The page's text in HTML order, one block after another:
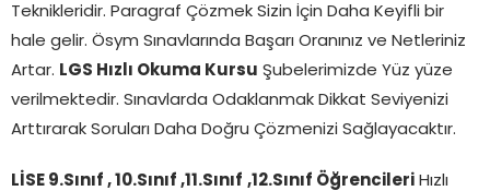
Teknikleridir. Paragraf Çözmek Sizin İçin Daha Keyifli bir
hale gelir. Ösym Sınavlarında Başarı Oranınız ve Netleriniz
Artar. LGS Hızlı Okuma Kursu Şubelerimizde Yüz yüze
verilmektedir. Sınavlarda Odaklanmak Dikkat Seviyenizi
Arttırarak Soruları Daha Doğru Çözmenizi Sağlayacaktır.
LİSE 9.Sınıf , 10.Sınıf ,11.Sınıf ,12.Sınıf Öğrencileri
Hızlı